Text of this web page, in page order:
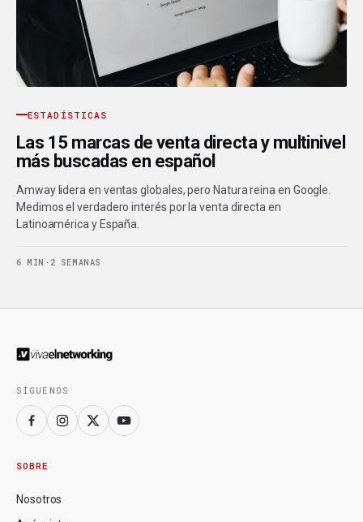
ESTADÍSTICAS
Las 15 marcas de venta directa y multinivel
más buscadas en español
Amway lidera en ventas globales, pero Natura reina en Google.
Medimos el verdadero interés por la venta directa en
Latinoamérica y España.
6 MIN · 2 SEMANAS
SÍGUENOS
SOBRE
Nosotros